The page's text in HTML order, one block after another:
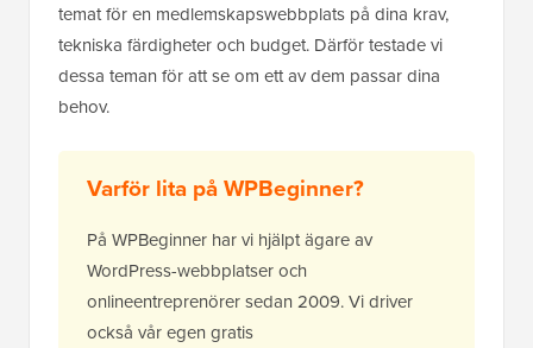
temat för en medlemskapswebbplats på dina krav,
tekniska färdigheter och budget. Därför testade vi
dessa teman för att se om ett av dem passar dina
behov.
Varför lita på WPBeginner?
På WPBeginner har vi hjälpt ägare av
WordPress-webbplatser och
onlineentreprenörer sedan 2009. Vi driver
också vår egen gratis